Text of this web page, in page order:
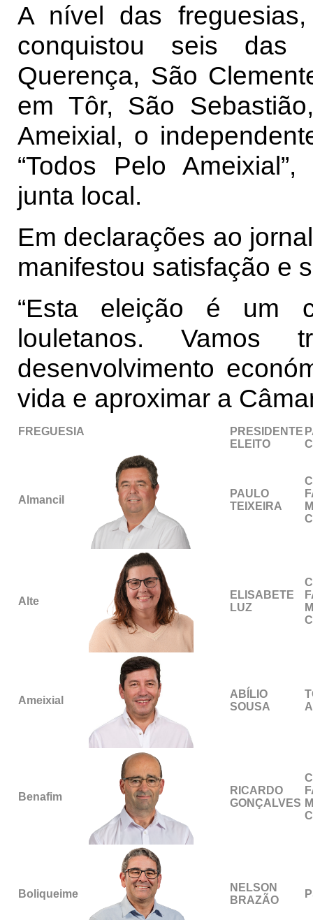
A nível das
conquistou seis das
Querença, São
em Tôr, São
Ameixial, o
“Todos Pelo
junta local.
Em declarações ao
manifestou satisfação e
“Esta eleição é um
louletanos. Vamos
desenvolvimento
vida e aproximar a
FREGUESIA
PRESIDENTE
ELEITO
Almancil
PAULO
TEIXEIRA
Alte
ELISABETE
LUZ
Ameixial
ABÍLIO
SOUSA
Benafim
RICARDO
GONÇALVES
Boliqueime
NELSON
BRAZÃO